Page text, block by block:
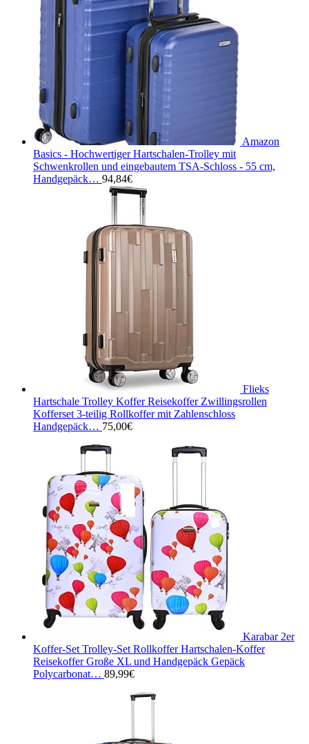
Amazon
Basics - Hochwertiger Hartschalen-Trolley mit
Schwenkrollen und eingebautem TSA-Schloss - 55 cm,
Handgepäck… 94,84€
Flieks
Hartschale Trolley Koffer Reisekoffer Zwillingsrollen
Kofferset 3-teilig Rollkoffer mit Zahlenschloss
Handgepäck… 75,00€
Karabar 2er
Koffer-Set Trolley-Set Rollkoffer Hartschalen-Koffer
Reisekoffer Große XL und Handgepäck Gepäck
Polycarbonat… 89,99€